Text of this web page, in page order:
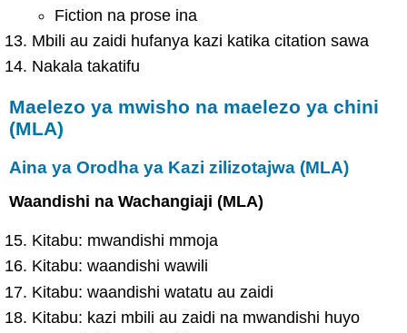
Fiction na prose ina
Mbili au zaidi hufanya kazi katika citation sawa
Nakala takatifu
Maelezo ya mwisho na maelezo ya chini
(MLA)
Aina ya Orodha ya Kazi zilizotajwa (MLA)
Waandishi na Wachangiaji (MLA)
Kitabu: mwandishi mmoja
Kitabu: waandishi wawili
Kitabu: waandishi watatu au zaidi
Kitabu: kazi mbili au zaidi na mwandishi huyo